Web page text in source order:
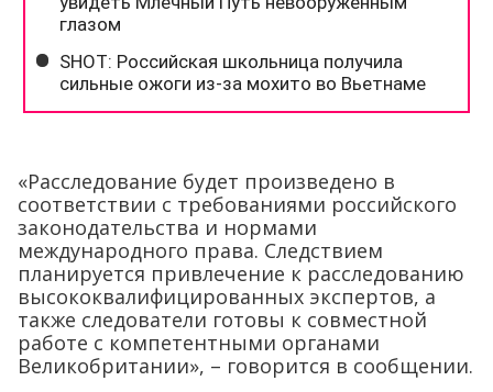
«Расследование будет произведено в
соответствии с требованиями российского
законодательства и нормами
международного права. Следствием
планируется привлечение к расследованию
высококвалифицированных экспертов, а
также следователи готовы к совместной
работе с компетентными органами
Великобритании», – говорится в сообщении.